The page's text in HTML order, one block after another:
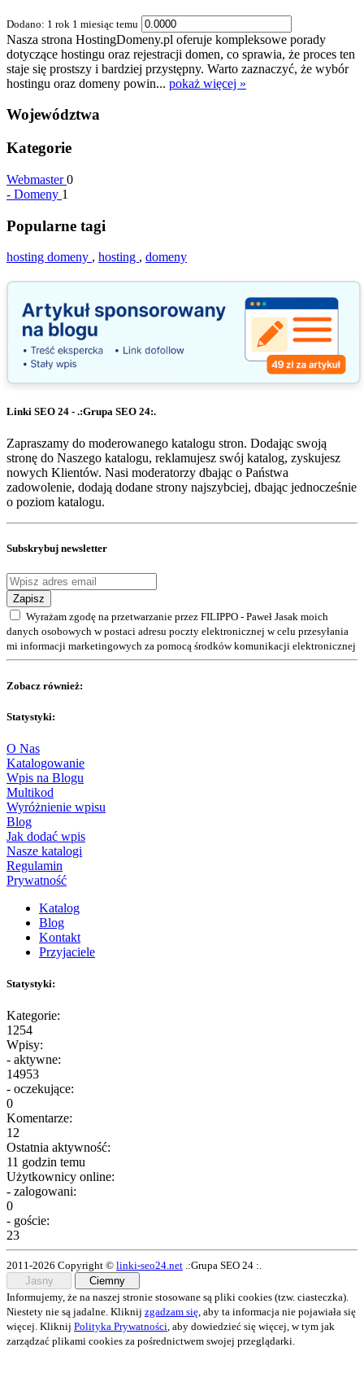
Dodano: 1 rok 1 miesiąc temu
Nasza strona HostingDomeny.pl oferuje kompleksowe porady
dotyczące hostingu oraz rejestracji domen, co sprawia, że proces ten
staje się prostszy i bardziej przystępny. Warto zaznaczyć, że wybór
hostingu oraz domeny powin... pokaż więcej »
Województwa
Kategorie
Webmaster 0
- Domeny 1
Popularne tagi
hosting domeny , hosting , domeny
Linki SEO 24 - .:Grupa SEO 24:.
Zapraszamy do moderowanego katalogu stron. Dodając swoją
stronę do Naszego katalogu, reklamujesz swój katalog, zyskujesz
nowych Klientów. Nasi moderatorzy dbając o Państwa
zadowolenie, dodają dodane strony najszybciej, dbając jednocześnie
o poziom katalogu.
Subskrybuj newsletter
Zapisz
Wyrażam zgodę na przetwarzanie przez FILIPPO - Paweł Jasak moich
danych osobowych w postaci adresu poczty elektronicznej w celu przesyłania
mi informacji marketingowych za pomocą środków komunikacji elektronicznej
Zobacz również:
Statystyki:
O Nas
Katalogowanie
Wpis na Blogu
Multikod
Wyróżnienie wpisu
Blog
Jak dodać wpis
Nasze katalogi
Regulamin
Prywatność
Katalog
Blog
Kontakt
Przyjaciele
Statystyki:
Kategorie:
1254
Wpisy:
- aktywne:
14953
- oczekujące:
0
Komentarze:
12
Ostatnia aktywność:
11 godzin temu
Użytkownicy online:
- zalogowani:
0
- goście:
23
2011-2026 Copyright © linki-seo24.net .:Grupa SEO 24 :.
Jasny
Ciemny
Informujemy, że na naszej stronie stosowane są pliki cookies (tzw. ciasteczka).
Niestety nie są jadalne. Kliknij zgadzam się, aby ta informacja nie pojawiała się
więcej. Kliknij Polityka Prywatności, aby dowiedzieć się więcej, w tym jak
zarządzać plikami cookies za pośrednictwem swojej przeglądarki.